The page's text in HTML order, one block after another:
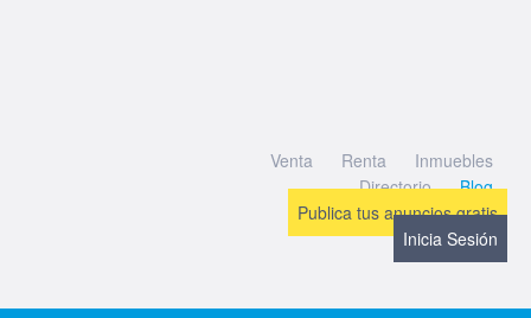
Venta Renta
Inmuebles
Directorio
Blog
Publica tus anuncios gratis
Inicia Sesión